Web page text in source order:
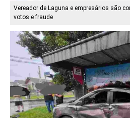
Vereador de Laguna e empresários são
votos e fraude